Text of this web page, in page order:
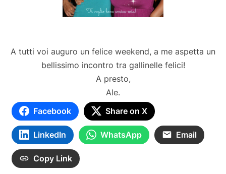
A tutti voi auguro un felice weekend, a me aspetta un
bellissimo incontro tra gallinelle felici!
A presto,
Ale.
Facebook
Share on X
LinkedIn WhatsApp Email
Copy Link